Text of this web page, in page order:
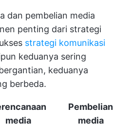
dan pembelian media
penting dari strategi
strategi komunikasi
keduanya sering
keduanya
berbeda.
media
Pembelian
media